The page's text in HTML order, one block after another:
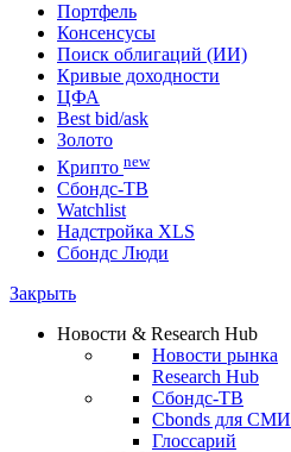
Портфель
Консенсусы
Поиск облигаций (ИИ)
Кривые доходности
ЦФА
Best bid/ask
Золото
Крипто new
Сбондс-ТВ
Watchlist
Надстройка XLS
Сбондс Люди
Закрыть
Новости & Research Hub
Новости рынка
Research Hub
Сбондс-ТВ
Cbonds для СМИ
Глоссарий